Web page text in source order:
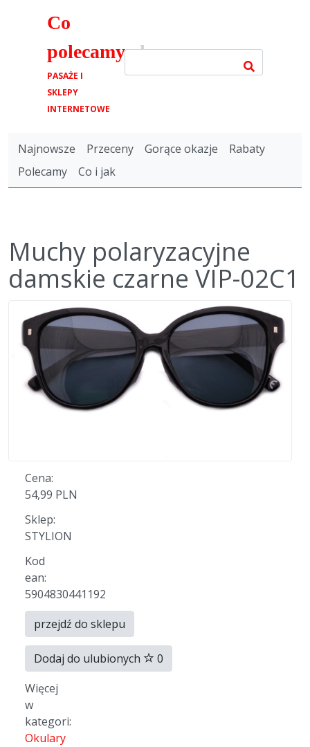
Co
polecamy.pl
PASAŻE I
SKLEPY
INTERNETOWE
Najnowsze Przeceny Gorące okazje
Rabaty
Polecamy
Co i jak
Muchy polaryzacyjne
damskie czarne VIP-02C1
Cena:
54,99 PLN
Sklep:
STYLION
Kod
ean:
5904830441192
przejdź do sklepu
Dodaj do ulubionych
0
Więcej
w
kategori:
Okulary